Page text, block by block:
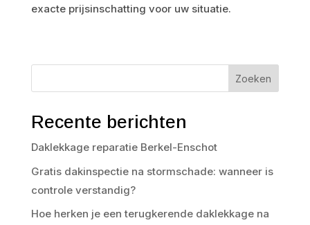
exacte prijsinschatting voor uw situatie.
Zoeken
Recente berichten
Daklekkage reparatie Berkel-Enschot
Gratis dakinspectie na stormschade: wanneer is
controle verstandig?
Hoe herken je een terugkerende daklekkage na